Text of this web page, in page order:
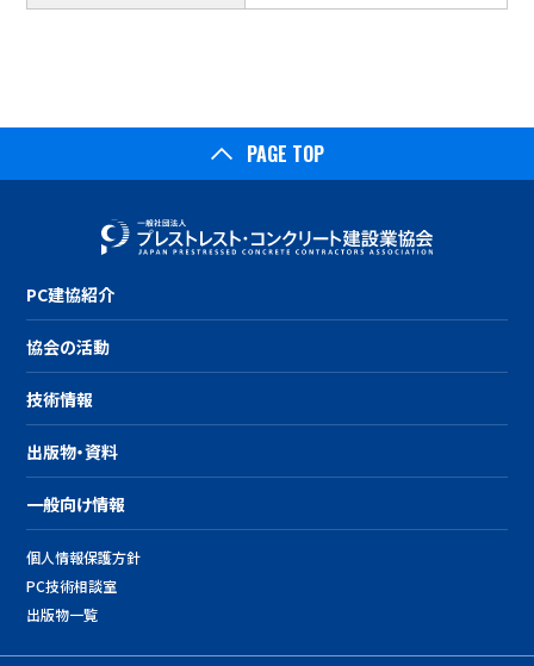
PAGE TOP
PC建協紹介
協会の活動
技術情報
出版物・資料
一般向け情報
個人情報保護方針
PC技術相談室
出版物一覧